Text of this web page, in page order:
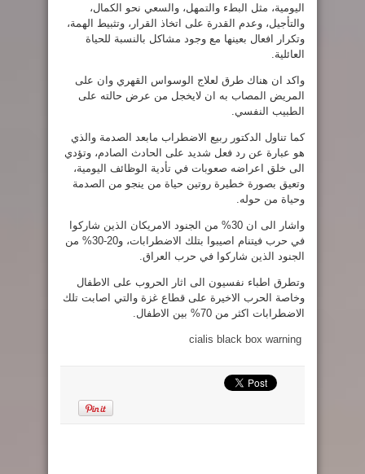
اليومية، مثل البطء والتمهل، والسعي نحو الكمال،
والتأجيل، وعدم القدرة على اتخاذ القرار، وتثبيط الهمة،
وتكرار افعال بعينها مع وجود مشاكل بالنسبة للحياة
العائلية.
واكد ان هناك طرق لعلاج الوسواس القهري وان على
المريض المصاب به ان لايخجل من عرض حالته على
الطبيب النفسي.
كما تناول الدكتور ربيع الاضطراب مابعد الصدمة والذي
هو عبارة عن رد فعل شديد على الحادث الصادم، وتؤدي
الى خلق اعراضه صعوبات في تأدية الوظائف اليومية،
وتعيق بصورة خطيرة روتين حياة من ينجو من الصدمة
وحياة من حوله.
واشار الى ان 30% من الجنود الامريكان الذين شاركوا
في حرب فيتنام اصيبوا بتلك الاضطرابات، و20-30% من
الجنود الذين شاركوا في حرب العراق.
وتطرق اطباء نفسيون الى اثار الحروب على الاطفال
وخاصة الحرب الاخيرة على قطاع غزة والتي اصابت تلك
الاضطرابات اكثر من 70% بين الاطفال.
cialis black box warning